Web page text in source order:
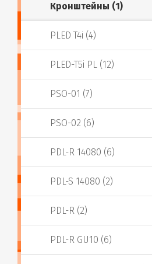
Кронштейны (1)
PLED T4i (4)
PLED-T5i PL (12)
PSO-01 (7)
PSO-02 (6)
PDL-R 14080 (6)
PDL-S 14080 (2)
PDL-R (2)
PDL-R GU10 (6)